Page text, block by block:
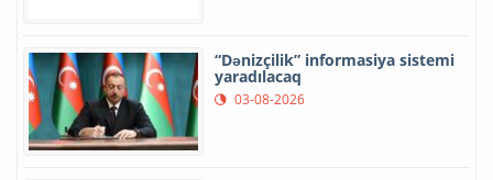
“Dənizçilik” informasiya sistemi
yaradılacaq
03-08-2026